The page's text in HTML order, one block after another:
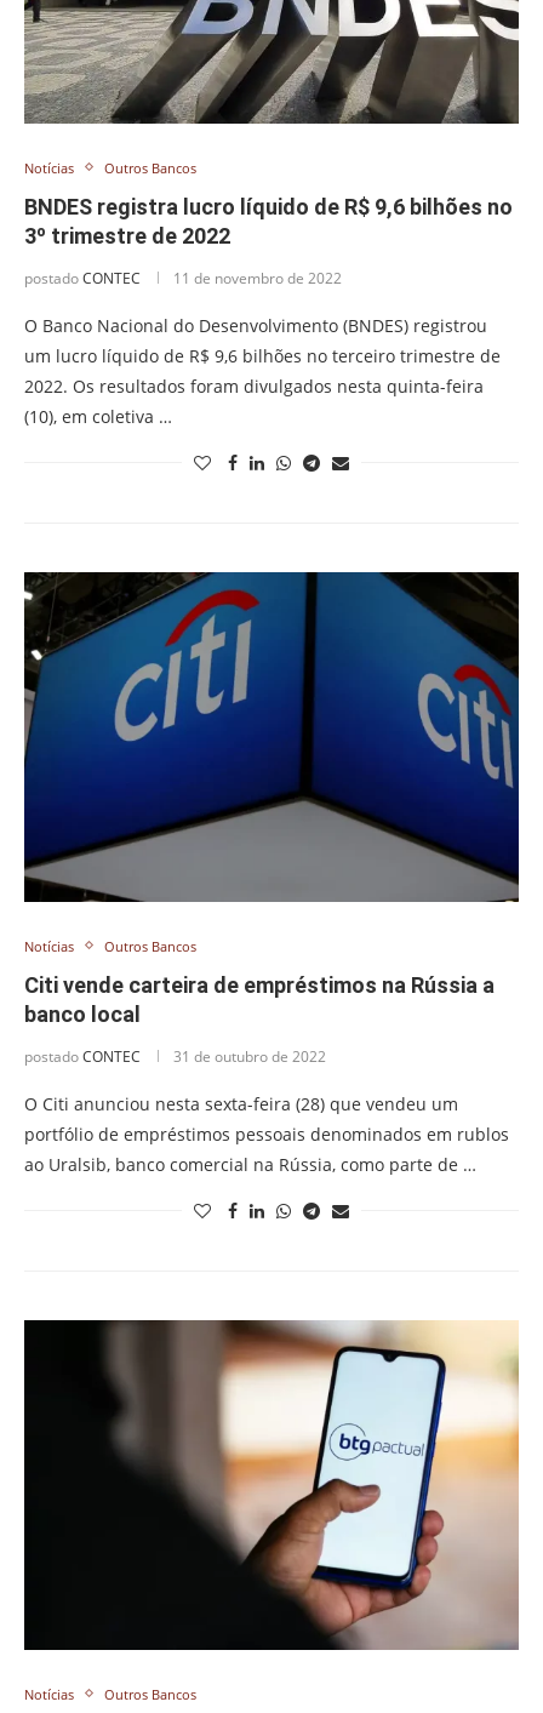
Notícias Outros Bancos
BNDES registra lucro líquido de R$ 9,6 bilhões no
3º trimestre de 2022
postadoCONTEC 11 de novembro de 2022
O Banco Nacional do Desenvolvimento (BNDES) registrou
um lucro líquido de R$ 9,6 bilhões no terceiro trimestre de
2022. Os resultados foram divulgados nesta quinta-feira
(10), em coletiva …
Notícias Outros Bancos
Citi vende carteira de empréstimos na Rússia a
banco local
postadoCONTEC 31 de outubro de 2022
O Citi anunciou nesta sexta-feira (28) que vendeu um
portfólio de empréstimos pessoais denominados em rublos
ao Uralsib, banco comercial na Rússia, como parte de …
Notícias Outros Bancos